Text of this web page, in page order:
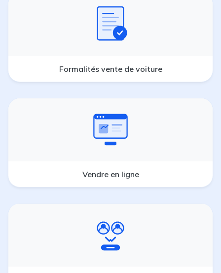
Formalités vente de voiture
Vendre en ligne